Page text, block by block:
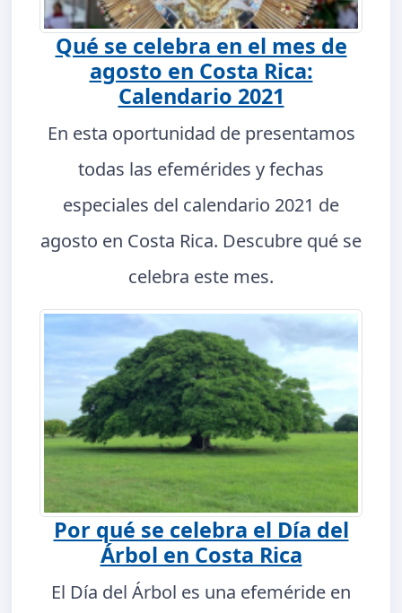
Qué se celebra en el mes de
agosto en Costa Rica:
Calendario 2021
En esta oportunidad de presentamos
todas las efemérides y fechas
especiales del calendario 2021 de
agosto en Costa Rica. Descubre qué se
celebra este mes.
Por qué se celebra el Día del
Árbol en Costa Rica
El Día del Árbol es una efeméride en